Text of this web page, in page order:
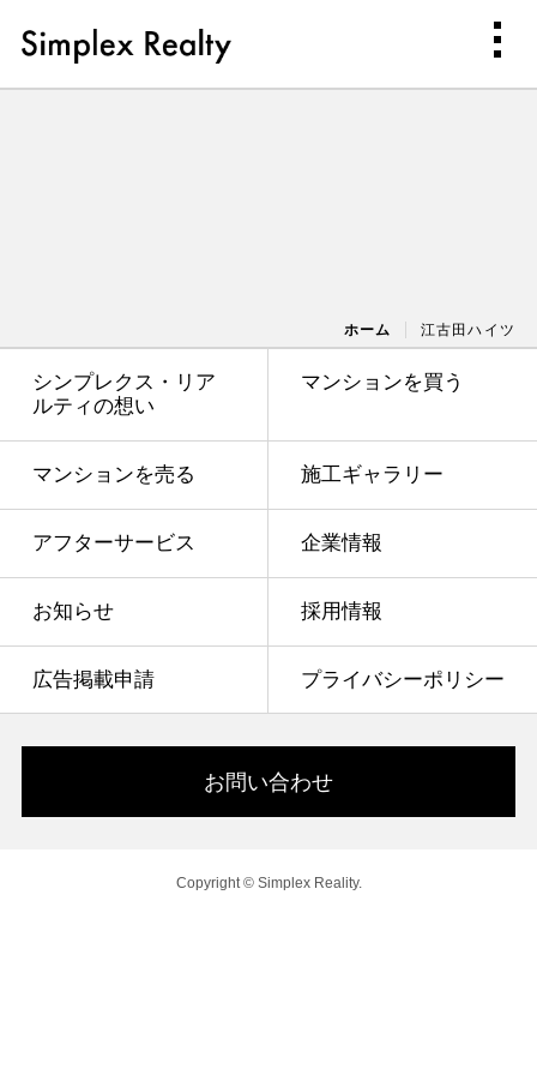
ホーム 江古田ハイツ
シンプレクス・リア
ルティの想い
マンションを買う
マンションを売る 施工ギャラリー
アフターサービス 企業情報
お知らせ 採用情報
広告掲載申請 プライバシーポリシー
お問い合わせ
Copyright © Simplex Reality.